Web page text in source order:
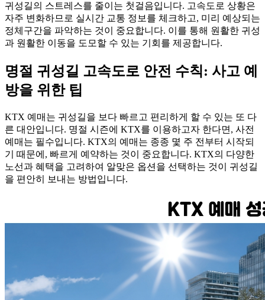
귀성길의 스트레스를 줄이는 첫걸음입니다. 고속도로 상황은
자주 변화하므로 실시간 교통 정보를 체크하고, 미리 예상되는
정체구간을 파악하는 것이 중요합니다. 이를 통해 원활한 귀성
과 원활한 이동을 도모할 수 있는 기회를 제공합니다.
명절 귀성길 고속도로 안전 수칙: 사고 예
방을 위한 팁
KTX 예매는 귀성길을 보다 빠르고 편리하게 할 수 있는 또 다
른 대안입니다. 명절 시즌에 KTX를 이용하고자 한다면, 사전
예매는 필수입니다. KTX의 예매는 종종 몇 주 전부터 시작되
기 때문에, 빠르게 예약하는 것이 중요합니다. KTX의 다양한
노선과 혜택을 고려하여 알맞은 옵션을 선택하는 것이 귀성길
을 편안히 보내는 방법입니다.